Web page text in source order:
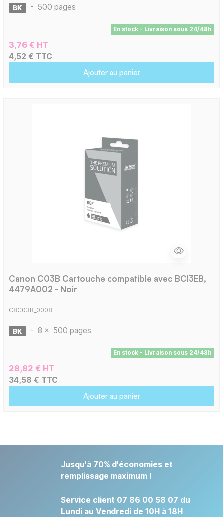
- 500 pages
En stock - Livraison sous 24/48h
3,76 € HT
4,52 € TTC
Ajouter au panier
Canon C03B Cartouche compatible avec BCI3EB,
4479A002 - Noir
C8C03B_0008
- 8 x 500 pages
En stock - Livraison sous 24/48h
28,82 € HT
34,58 € TTC
Ajouter au panier
Jusqu'à 70% d'économies et
remplissage maximum !
Service client 07 86 00 58 07 du
Lundi au Vendredi de 10H à 18H